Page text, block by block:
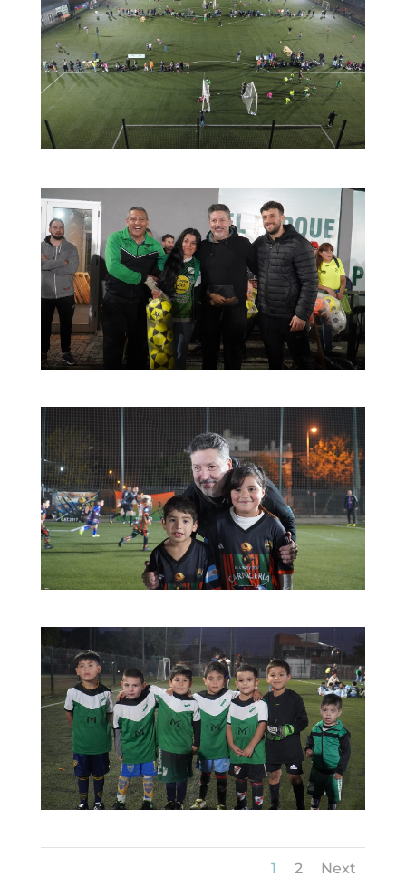
1 2 Next